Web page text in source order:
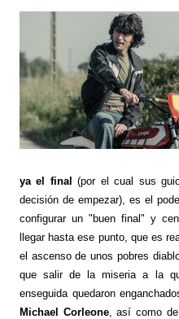
ya el final (por el cual sus
decisión de empezar), es el
configurar un "buen final" y
llegar hasta ese punto, que es
el ascenso de unos pobres
que salir de la miseria a la
enseguida quedaron
Michael Corleone, así como